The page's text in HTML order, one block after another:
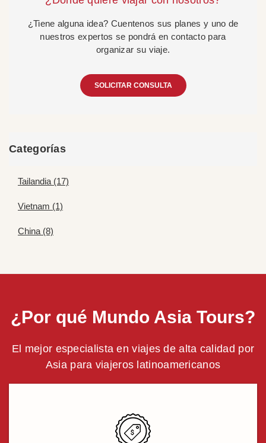
¿Tiene alguna idea? Cuentenos sus planes y uno de
nuestros expertos se pondrá en contacto para
organizar su viaje.
SOLICITAR CONSULTA
Categorías
Tailandia (17)
Vietnam (1)
China (8)
¿Por qué Mundo Asia Tours?
El mejor especialista en viajes de alta calidad por
Asia para viajeros latinoamericanos